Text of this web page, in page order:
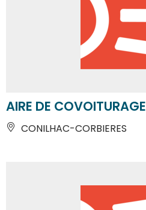
AIRE DE COVOITURAGE
CONILHAC-CORBIERES